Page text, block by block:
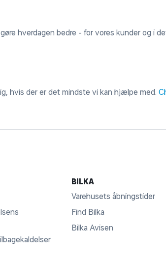
hverdagen bedre - for vores kunder og i
hvis der er det mindste vi kan hjælpe med.
BILKA
Varehusets åbningstider
Find Bilka
Bilka Avisen